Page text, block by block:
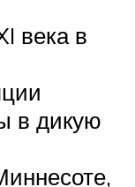
века в
в дикую